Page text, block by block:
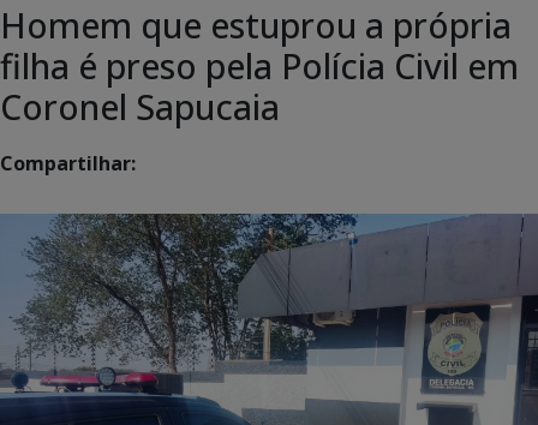
Homem que estuprou a própria
filha é preso pela Polícia Civil em
Coronel Sapucaia
Compartilhar: